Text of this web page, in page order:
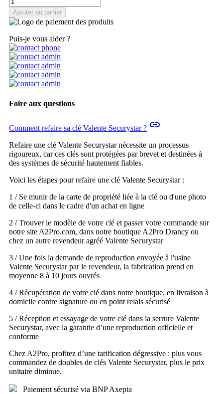
Ajouter au panier
Puis-je vous aider ?
Foire aux questions
Comment refaire sa clé Valente Securystar ? insert_link
Refaire une clé Valente Securystar nécessite un processus
rigoureux, car ces clés sont protégées par brevet et destinées à
des systèmes de sécurité hautement fiables.
Voici les étapes pour refaire une clé Valente Securystar :
1 / Se munir de la carte de propriété liée à la clé ou d'une photo
de celle-ci dans le cadre d'un achat en ligne
2 / Trouver le modèle de votre clé et passer votre commande sur
notre site A2Pro.com, dans notre boutique A2Pro Drancy ou
chez un autre revendeur agréé Valente Securystar
3 / Une fois la demande de reproduction envoyée à l'usine
Valente Securystar par le revendeur, la fabrication prend en
moyenne 8 à 10 jours ouvrés
4 / Récupération de votre clé dans notre boutique, en livraison à
domicile contre signature ou en point relais sécurisé
5 / Réception et essayage de votre clé dans la serrure Valente
Securystar, avec la garantie d’une reproduction officielle et
conforme
Chez A2Pro, profitez d’une tarification dégressive : plus vous
commandez de doubles de clés Valente Securystar, plus le prix
unitaire diminue.
Paiement sécurisé via BNP Axepta